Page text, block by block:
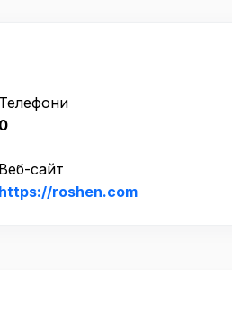
Телефони
0
Веб-сайт
https://roshen.com